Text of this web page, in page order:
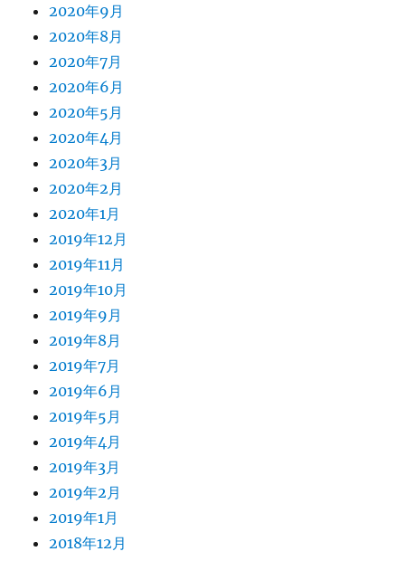
2020年9月
2020年8月
2020年7月
2020年6月
2020年5月
2020年4月
2020年3月
2020年2月
2020年1月
2019年12月
2019年11月
2019年10月
2019年9月
2019年8月
2019年7月
2019年6月
2019年5月
2019年4月
2019年3月
2019年2月
2019年1月
2018年12月